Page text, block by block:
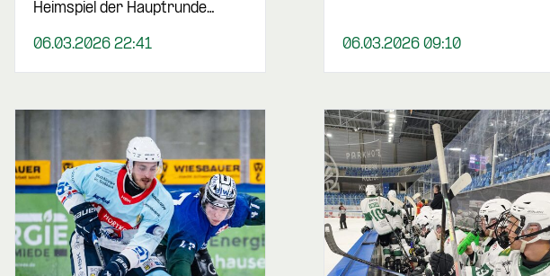
Heimspiel der Hauptrunde…
06.03.2026 22:41 06.03.2026 09:10